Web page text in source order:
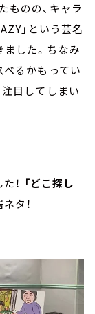
ものの、キャラ
」という芸名
した。ちなみ
ベるかもってい
目してしまい
！ 「どこ探し
タ！